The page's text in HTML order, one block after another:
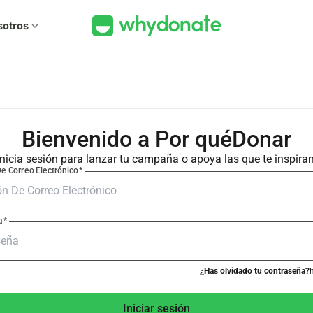
expand_more
Bienvenido a Por quéDonar
sesión para lanzar tu campaña o apoya las que te
Correo Electrónico*
*
¿Has olvidado tu contraseña?
Iniciar sesión